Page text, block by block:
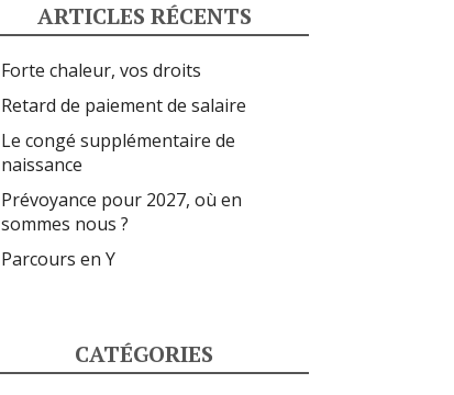
ARTICLES RÉCENTS
Forte chaleur, vos droits
Retard de paiement de salaire
Le congé supplémentaire de
naissance
Prévoyance pour 2027, où en
sommes nous ?
Parcours en Y
CATÉGORIES